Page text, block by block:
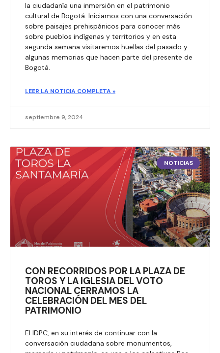
la ciudadanía una inmersión en el patrimonio
cultural de Bogotá. Iniciamos con una conversación
sobre paisajes prehispánicos para conocer más
sobre pueblos indígenas y territorios y en esta
segunda semana visitaremos huellas del pasado y
algunas memorias que hacen parte del presente de
Bogotá.
LEER LA NOTICIA COMPLETA »
septiembre 9, 2024
NOTICIAS
CON RECORRIDOS POR LA PLAZA DE
TOROS Y LA IGLESIA DEL VOTO
NACIONAL CERRAMOS LA
CELEBRACIÓN DEL MES DEL
PATRIMONIO
El IDPC, en su interés de continuar con la
conversación ciudadana sobre monumentos,